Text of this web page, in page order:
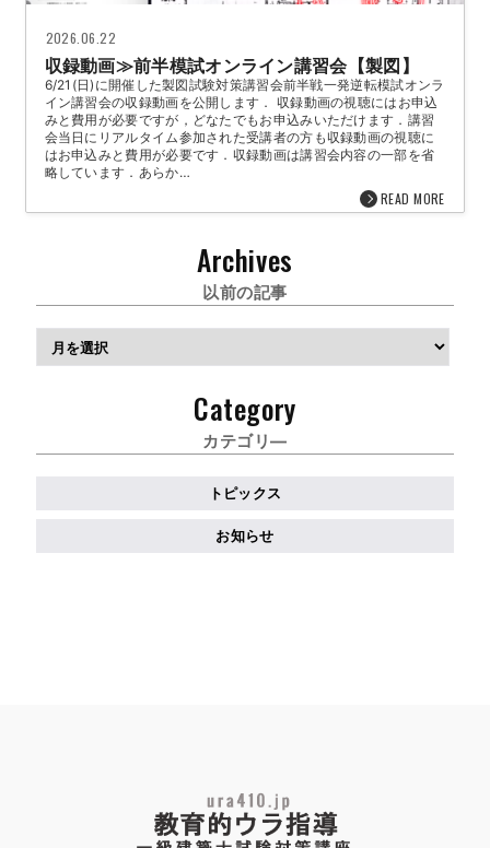
2026.06.22
収録動画≫前半模試オンライン講習会【製図】
6/21(日)に開催した製図試験対策講習会前半戦一発逆転模試オンラ
イン講習会の収録動画を公開します． 収録動画の視聴にはお申込
みと費用が必要ですが，どなたでもお申込みいただけます．講習
会当日にリアルタイム参加された受講者の方も収録動画の視聴に
はお申込みと費用が必要です．収録動画は講習会内容の一部を省
略しています．あらか…
READ MORE
Archives
以前の記事
ー
Category
カテゴリ―
トピックス
お知らせ